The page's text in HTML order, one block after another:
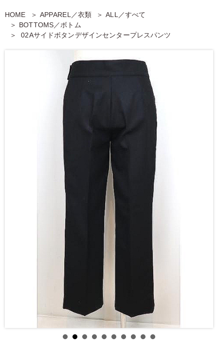
HOME APPAREL／衣類
ALL／すべて
BOTTOMS／ボトム
02Aサイドボタンデザインセンタープレスパンツ